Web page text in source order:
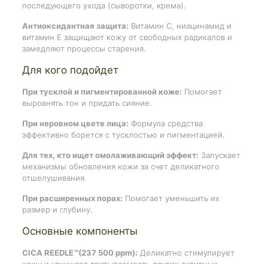
последующего ухода (сыворотки, крема).
Антиоксидантная защита: Витамин С, ниацинамид и
витамин Е защищают кожу от свободных радикалов и
замедляют процессы старения.
Для кого подойдет
При тусклой и пигментированной коже: Помогает
выровнять тон и придать сияние.
При неровном цвете лица: Формула средства
эффективно борется с тусклостью и пигментацией.
Для тех, кто ищет омолаживающий эффект: Запускает
механизмы обновления кожи за счет деликатного
отшелушивания.
При расширенных порах: Помогает уменьшить их
размер и глубину.
Основные компоненты
CICA REEDLE™(237 500 ppm): Деликатно стимулирует